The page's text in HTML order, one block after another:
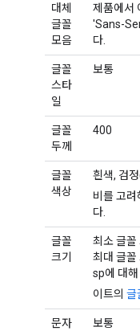
대체
글꼴
모음
제품에서
'Sans-
다.
글꼴
스타
일
보통
글꼴
두께
400
글꼴
색상
흰색, 검
비를 고
다.
글꼴
크기
최소 글꼴
최대 글꼴
sp에 대
이트의 글
문자
보통